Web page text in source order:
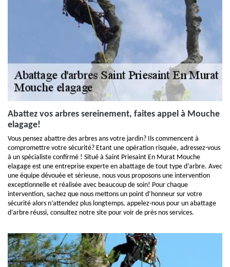
Abattez vos arbres sereinement, faites appel à Mouche
elagage!
Vous pensez abattre des arbres ans votre jardin? Ils commencent à
compromettre votre sécurité? Etant une opération risquée, adressez-vous
à un spécialiste confirmé ! Situé à Saint Priesaint En Murat Mouche
elagage est une entreprise experte en abattage de tout type d’arbre. Avec
une équipe dévouée et sérieuse, nous vous proposons une intervention
exceptionnelle et réalisée avec beaucoup de soin! Pour chaque
intervention, sachez que nous mettons un point d’honneur sur votre
sécurité alors n’attendez plus longtemps, appelez-nous pour un abattage
d’arbre réussi, consultez notre site pour voir de près nos services.